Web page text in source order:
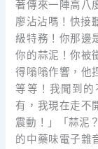
著傳來一陣高八
廖沾沾嗎！快接
級特務！你那邊
你的蒜泥！你被
得嗡嗡作響，他
等等！我聞到
有，我現在走不
震動！」「蒜泥
的中藥味電子雜